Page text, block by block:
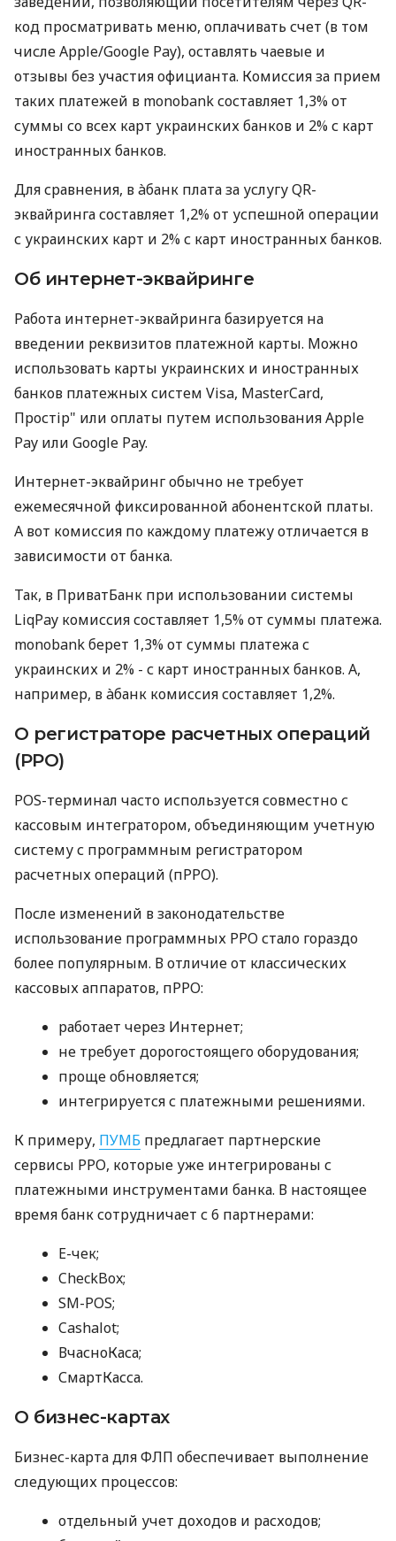
код просматривать меню, оплачивать счет (в том
числе Apple/Google Pay), оставлять чаевые и
отзывы без участия официанта. Комиссия за прием
таких платежей в monobank составляет 1,3% от
суммы со всех карт украинских банков и 2% с карт
иностранных банков.
Для сравнения, в àбанк плата за услугу QR-
эквайринга составляет 1,2% от успешной операции
с украинских карт и 2% с карт иностранных банков.
Об интернет-эквайринге
Работа интернет-эквайринга базируется на
введении реквизитов платежной карты. Можно
использовать карты украинских и иностранных
банков платежных систем Visa, MasterCard,
Простір" или оплаты путем использования Apple
Pay или Google Pay.
Интернет-эквайринг обычно не требует
ежемесячной фиксированной абонентской платы.
А вот комиссия по каждому платежу отличается в
зависимости от банка.
Так, в ПриватБанк при использовании системы
LiqPay комиссия составляет 1,5% от суммы платежа.
monobank берет 1,3% от суммы платежа с
украинских и 2% - с карт иностранных банков. А,
например, в àбанк комиссия составляет 1,2%.
О регистраторе расчетных операций
(РРО)
POS-терминал часто используется совместно с
кассовым интегратором, объединяющим учетную
систему с программным регистратором
расчетных операций (пРРО).
После изменений в законодательстве
использование программных РРО стало гораздо
более популярным. В отличие от классических
кассовых аппаратов, пРРО:
работает через Интернет;
не требует дорогостоящего оборудования;
проще обновляется;
интегрируется с платежными решениями.
К примеру, ПУМБ предлагает партнерские
сервисы РРО, которые уже интегрированы с
платежными инструментами банка. В настоящее
время банк сотрудничает с 6 партнерами:
E-чек;
CheckBox;
SM-POS;
Cashalot;
ВчасноКаса;
СмартКасса.
О бизнес-картах
Бизнес-карта для ФЛП обеспечивает выполнение
следующих процессов:
отдельный учет доходов и расходов;